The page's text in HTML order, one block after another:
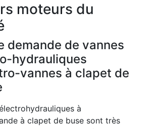
moteurs du
demande de vannes
hydrauliques
vannes à clapet de
à
à clapet de buse sont très